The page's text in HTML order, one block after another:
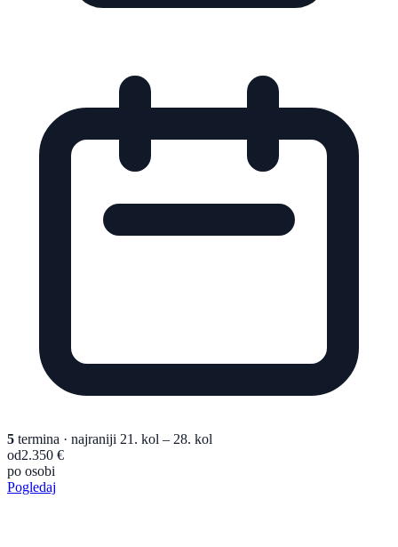
5 termina · najraniji 21. kol – 28. kol
od2.350 €
po osobi
Pogledaj